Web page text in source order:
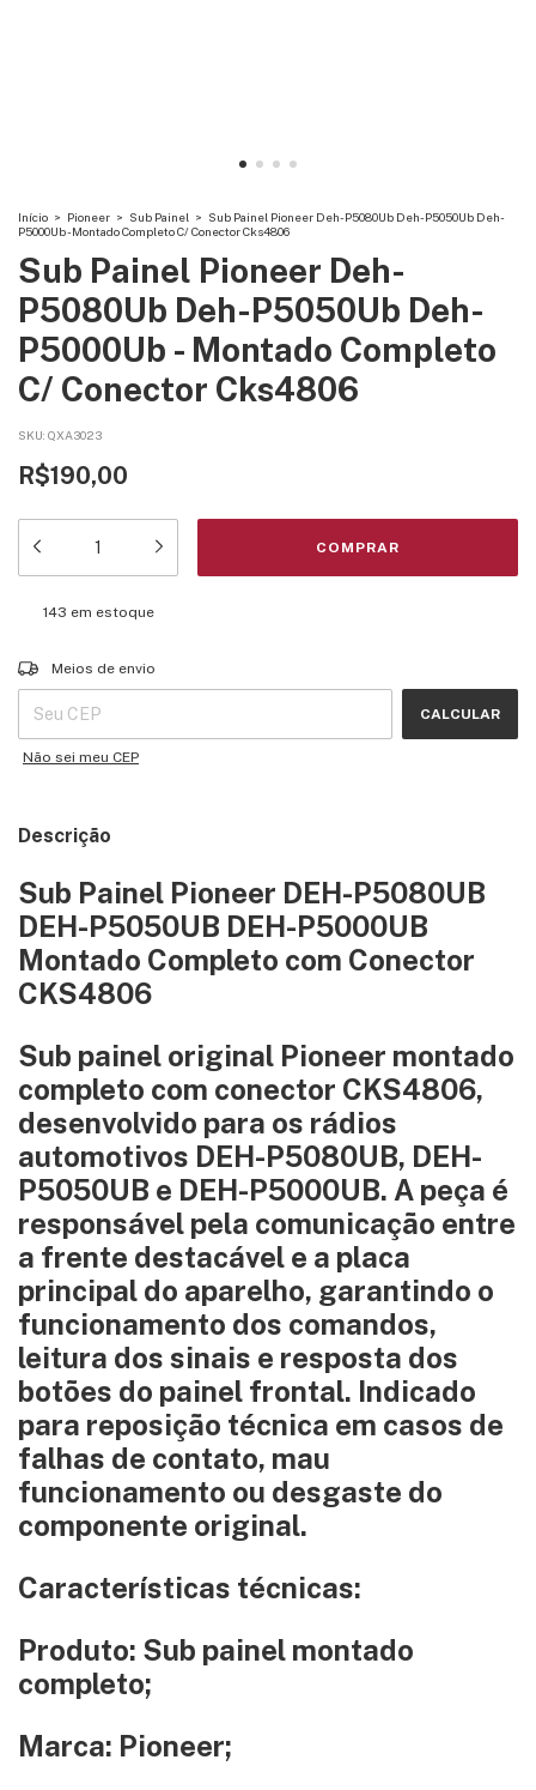
Início > Pioneer > Sub Painel > Sub Painel Pioneer Deh-P5080Ub Deh-P5050Ub Deh-
P5000Ub - Montado Completo C/ Conector Cks4806
Sub Painel Pioneer Deh-
P5080Ub Deh-P5050Ub Deh-
P5000Ub - Montado Completo
C/ Conector Cks4806
SKU: QXA3023
R$190,00
143 em estoque
Entregas para o CEP:
Meios de envio
CALCULAR
Não sei meu CEP
Descrição
Sub Painel Pioneer DEH-P5080UB
DEH-P5050UB DEH-P5000UB
Montado Completo com Conector
CKS4806
Sub painel original Pioneer montado
completo com conector CKS4806,
desenvolvido para os rádios
automotivos DEH-P5080UB, DEH-
P5050UB e DEH-P5000UB. A peça é
responsável pela comunicação entre
a frente destacável e a placa
principal do aparelho, garantindo o
funcionamento dos comandos,
leitura dos sinais e resposta dos
botões do painel frontal. Indicado
para reposição técnica em casos de
falhas de contato, mau
funcionamento ou desgaste do
componente original.
Características técnicas:
Produto: Sub painel montado
completo;
Marca: Pioneer;